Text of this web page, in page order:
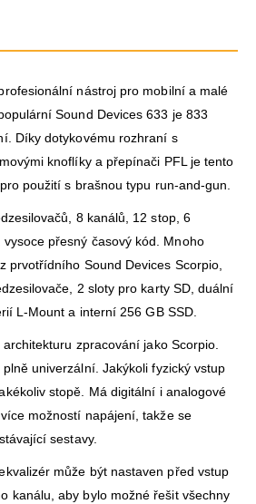
nástroj pro mobilní a malé
Sound Devices 633 je 833
Díky dotykovému rozhraní s
knoflíky a přepínači PFL je tento
použití s ​​brašnou typu run-and-gun.
8 kanálů, 12 stop, 6
přesný časový kód. Mnoho
prvotřídního Sound Devices Scorpio,
2 sloty pro karty SD, duální
L-Mount a interní 256 GB SSD.
zpracování jako Scorpio.
univerzální. Jakýkoli fyzický vstup
stopě. Má digitální i analogové
možností napájení, takže se
sestavy.
může být nastaven před vstup
kanálu, aby bylo možné řešit všechny